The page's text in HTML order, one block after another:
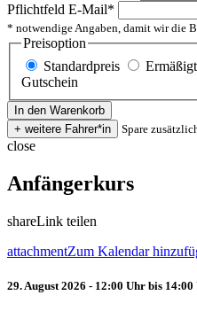
Pflichtfeld E-Mail*
* notwendige Angaben, damit wir die
Preisoption
Standardpreis
Gutschein
Spare
close
Anfängerkurs
shareLink teilen
attachmentZum Kalendar
29. August 2026 - 12:00 Uhr bis 14:00